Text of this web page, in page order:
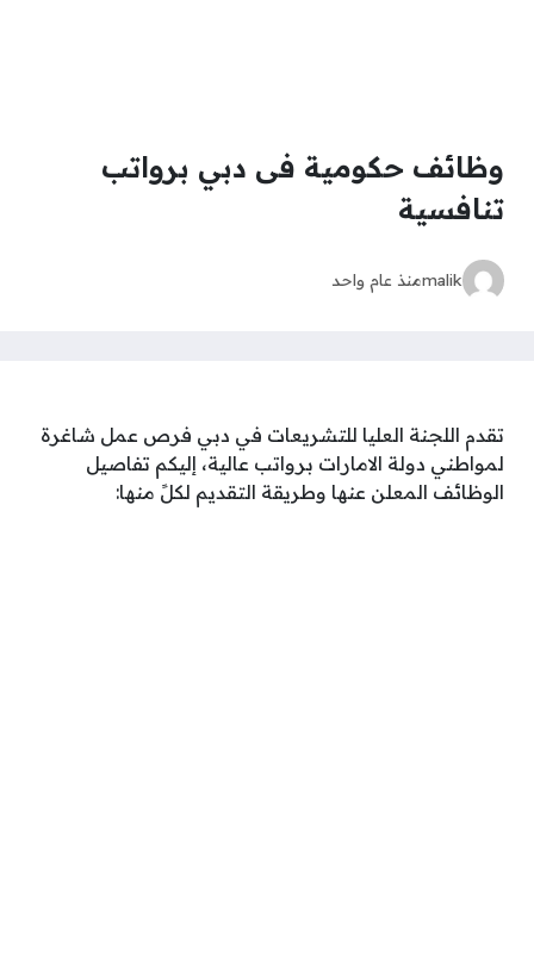
وظائف حكومية فى دبي برواتب
تنافسية
malikمنذ عام واحد
تقدم اللجنة العليا للتشريعات في دبي فرص عمل شاغرة
لمواطني دولة الامارات برواتب عالية، إليكم تفاصيل
الوظائف المعلن عنها وطريقة التقديم لكلً منها: